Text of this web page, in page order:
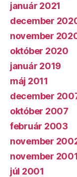
január 2021
december
november
október 2020
január 2019
máj 2011
december
október 2007
február 2003
november
november 2001
júl 2001